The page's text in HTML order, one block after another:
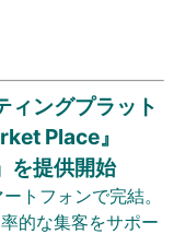
ィングプラット
Place』
を提供開始
トフォンで完結。
的な集客をサポー